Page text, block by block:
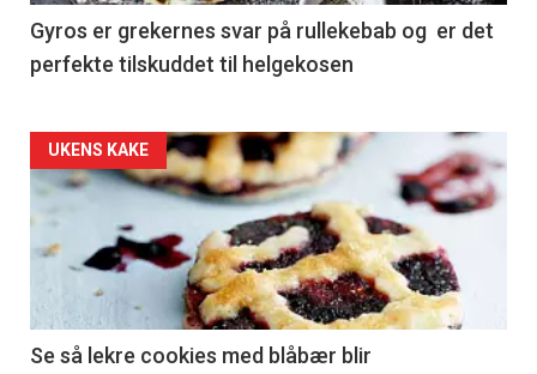
Gyros er grekernes svar på rullekebab og er det
perfekte tilskuddet til helgekosen
Forsiden
akkurat
nå
2
UKENS KAKE
Se så lekre cookies med blåbær blir